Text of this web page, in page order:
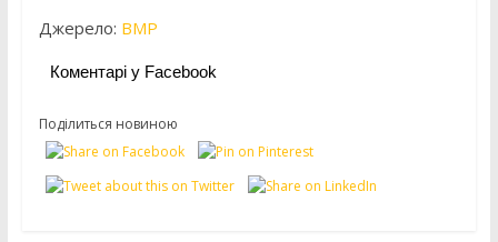
Джерело: ВМР
Коментарі у Facebook
Поділиться новиною